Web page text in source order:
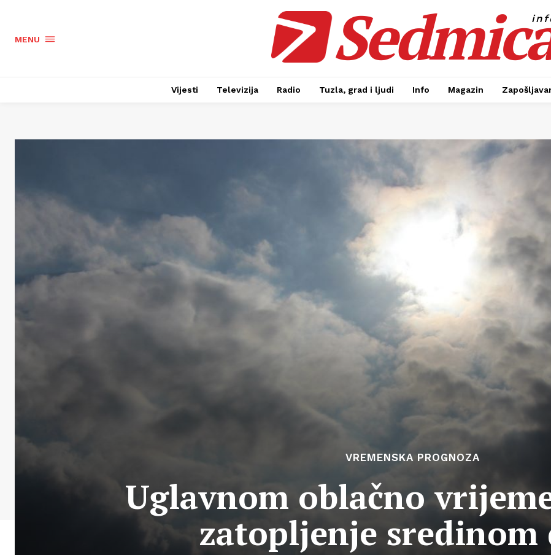
MENU
Vijesti Televizija Radio Tuzla, grad i ljudi Info Magazin
VREMENSKA PROGNOZA
Uglavnom oblačno
zatopljenje sredinom